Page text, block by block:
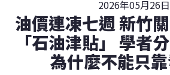
2026年05月26日
油價連凍七週 新竹
「石油津貼」 學者
為什麼不能只